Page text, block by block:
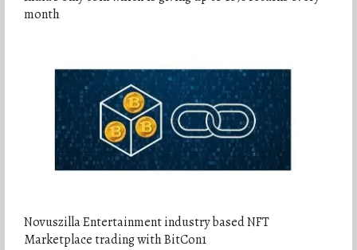
month
Novuszilla Entertainment industry based NFT
Marketplace trading with BitCon1